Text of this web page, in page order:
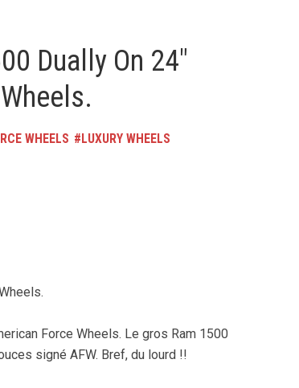
Dually On 24″
WHEELS LUXURY WHEELS
Force Wheels. Le gros Ram 1500
signé AFW. Bref, du lourd !!